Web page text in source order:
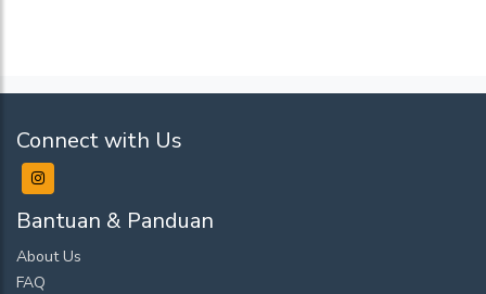
Connect with Us
Bantuan & Panduan
About Us
FAQ